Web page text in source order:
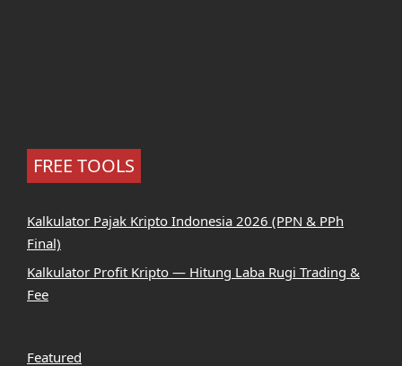
FREE TOOLS
Kalkulator Pajak Kripto Indonesia 2026 (PPN & PPh
Final)
Kalkulator Profit Kripto — Hitung Laba Rugi Trading &
Fee
Featured